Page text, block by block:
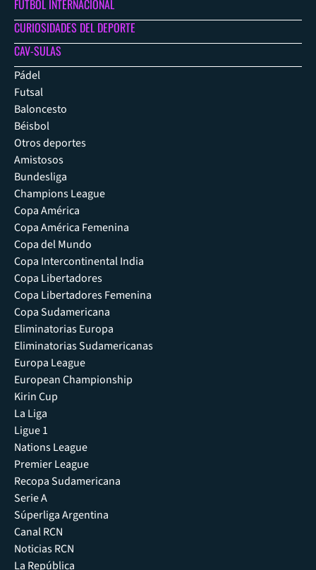
FÚTBOL INTERNACIONAL
CURIOSIDADES DEL DEPORTE
CAV-SULAS
Pádel
Futsal
Baloncesto
Béisbol
Otros deportes
Amistosos
Bundesliga
Champions League
Copa América
Copa América Femenina
Copa del Mundo
Copa Intercontinental India
Copa Libertadores
Copa Libertadores Femenina
Copa Sudamericana
Eliminatorias Europa
Eliminatorias Sudamericanas
Europa League
European Championship
Kirin Cup
La Liga
Ligue 1
Nations League
Premier League
Recopa Sudamericana
Serie A
Súperliga Argentina
Canal RCN
Noticias RCN
La República